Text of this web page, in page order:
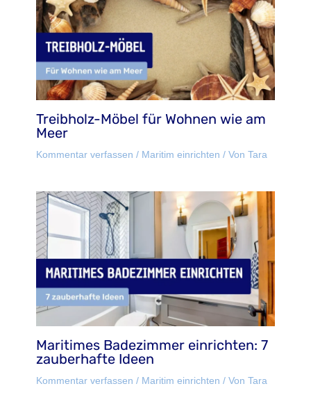
Treibholz-Möbel für Wohnen wie am
Meer
Kommentar verfassen / Maritim einrichten / Von Tara
Maritimes Badezimmer einrichten: 7
zauberhafte Ideen
Kommentar verfassen / Maritim einrichten / Von Tara